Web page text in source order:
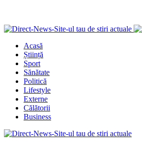
Acasă
Știință
Sport
Sănătate
Politică
Lifestyle
Externe
Călătorii
Business